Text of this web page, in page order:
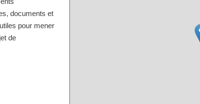
documents et
pour mener
de